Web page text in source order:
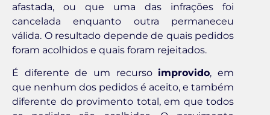
afastada, ou que uma das infrações foi
cancelada enquanto outra permaneceu
válida. O resultado depende de quais pedidos
foram acolhidos e quais foram rejeitados.
É diferente de um recurso improvido, em
que nenhum dos pedidos é aceito, e também
diferente do provimento total, em que todos